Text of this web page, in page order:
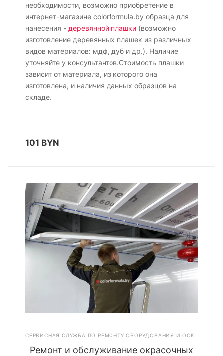
необходимости, возможно приобретение в
интернет-магазине colorformula.by образца для
нанесения - деревянной плашки (возможно
изготовление деревянных плашек из различных
видов материалов: мдф, дуб и др.). Наличие
уточняйте у консультантов.Стоимость плашки
зависит от материала, из которого она
изготовлена, и наличия данных образцов на
складе.
101 BYN
СЕРВИСНАЯ СЛУЖБА ПО РЕМОНТУ ОБОРУДОВАНИЯ И ОСК
Ремонт и обслуживание окрасочных